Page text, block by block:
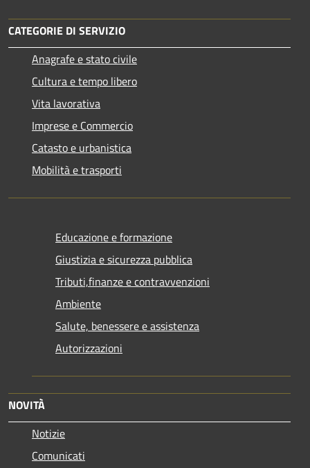
CATEGORIE DI SERVIZIO
Anagrafe e stato civile
Cultura e tempo libero
Vita lavorativa
Imprese e Commercio
Catasto e urbanistica
Mobilità e trasporti
Educazione e formazione
Giustizia e sicurezza pubblica
Tributi,finanze e contravvenzioni
Ambiente
Salute, benessere e assistenza
Autorizzazioni
NOVITÀ
Notizie
Comunicati